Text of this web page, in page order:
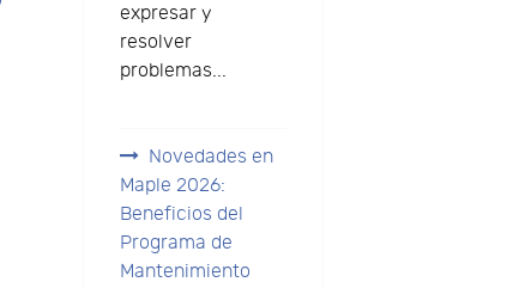
expresar y
resolver
problemas...
Novedades en
Maple 2026:
Beneficios del
Programa de
Mantenimiento